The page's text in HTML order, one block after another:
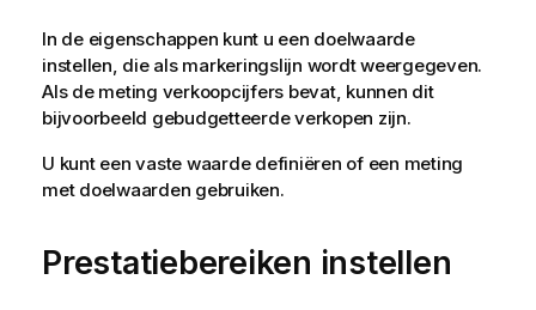
In de eigenschappen kunt u een doelwaarde
instellen, die als markeringslijn wordt weergegeven.
Als de meting verkoopcijfers bevat, kunnen dit
bijvoorbeeld gebudgetteerde verkopen zijn.
U kunt een vaste waarde definiëren of een meting
met doelwaarden gebruiken.
Prestatiebereiken instellen